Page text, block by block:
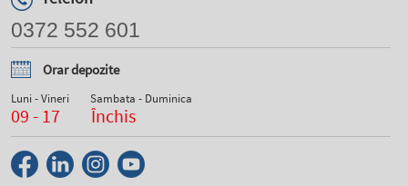
0372 552 601
Orar depozite
Luni - Vineri
09 - 17
Sambata - Duminica
Închis